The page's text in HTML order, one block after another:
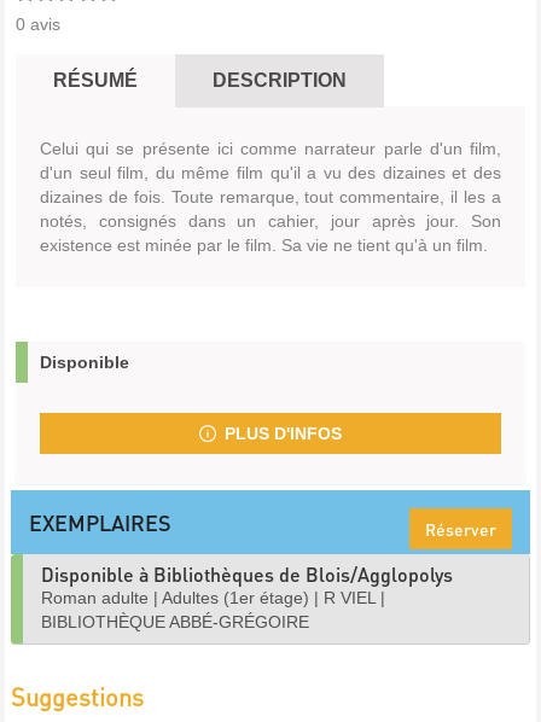
0 avis
RÉSUMÉ DESCRIPTION
Celui qui se présente ici comme narrateur parle d'un film,
d'un seul film, du même film qu'il a vu des dizaines et des
dizaines de fois. Toute remarque, tout commentaire, il les a
notés, consignés dans un cahier, jour après jour. Son
existence est minée par le film. Sa vie ne tient qu'à un film.
Disponible
PLUS D'INFOS
EXEMPLAIRES Réserver
Disponible à Bibliothèques de Blois/Agglopolys
Roman adulte | Adultes (1er étage) | R VIEL |
BIBLIOTHÈQUE ABBÉ-GRÉGOIRE
Suggestions